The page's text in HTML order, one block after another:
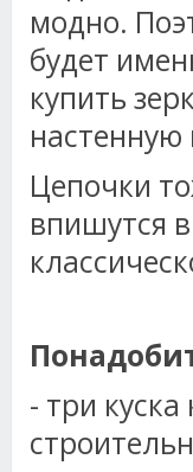
модно.
будет
купить
настенную
Цепочки
впишутся
- три